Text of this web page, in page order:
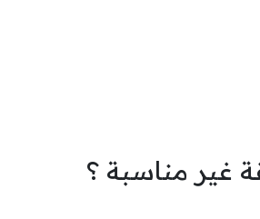
غير مناسبة ؟